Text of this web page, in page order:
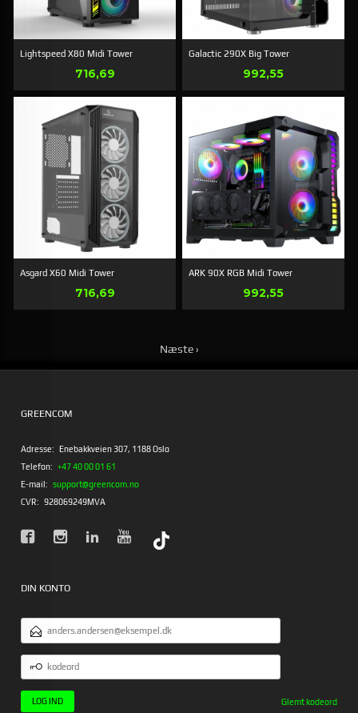
Lightspeed X80 Midi Tower
Pris
716,69
Galactic 290X Big Tower
Pris
992,55
Asgard X60 Midi Tower
Pris
716,69
ARK 90X RGB Midi Tower
Pris
992,55
Næste ›
GREENCOM
Adresse: Enebakkveien 307, 1188 Oslo
Telefon: +47 40 00 01 61
E-mail: support@greencom.no
CVR: 928069249MVA
DIN KONTO
KODEORD
Glemt kodeord